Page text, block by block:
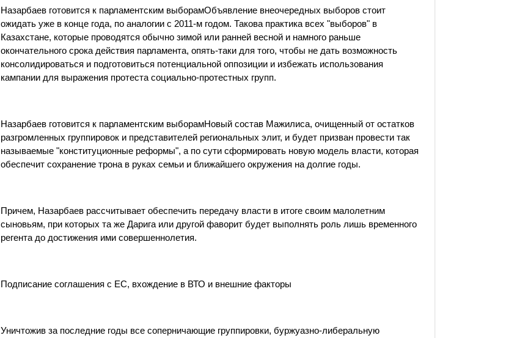
Назарбаев готовится к парламентским выборамОбъявление внеочередных выборов стоит
ожидать уже в конце года, по аналогии с 2011-м годом. Такова практика всех "выборов" в
Казахстане, которые проводятся обычно зимой или ранней весной и намного раньше
окончательного срока действия парламента, опять-таки для того, чтобы не дать возможность
консолидироваться и подготовиться потенциальной оппозиции и избежать использования
кампании для выражения протеста социально-протестных групп.
Назарбаев готовится к парламентским выборамНовый состав Мажилиса, очищенный от остатков
разгромленных группировок и представителей региональных элит, и будет призван провести так
называемые "конституционные реформы", а по сути сформировать новую модель власти, которая
обеспечит сохранение трона в руках семьи и ближайшего окружения на долгие годы.
Причем, Назарбаев рассчитывает обеспечить передачу власти в итоге своим малолетним
сыновьям, при которых та же Дарига или другой фаворит будет выполнять роль лишь временного
регента до достижения ими совершеннолетия.
Подписание соглашения с ЕС, вхождение в ВТО и внешние факторы
Уничтожив за последние годы все соперничающие группировки, буржуазно-либеральную